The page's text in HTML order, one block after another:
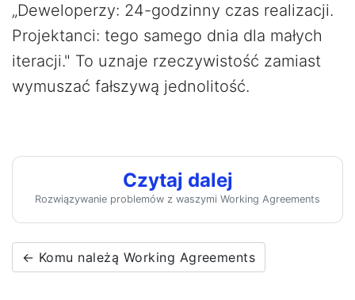
„Deweloperzy: 24-godzinny czas realizacji.
Projektanci: tego samego dnia dla małych
iteracji." To uznaje rzeczywistość zamiast
wymuszać fałszywą jednolitość.
Czytaj dalej
Rozwiązywanie problemów z waszymi Working Agreements
← Komu należą Working Agreements